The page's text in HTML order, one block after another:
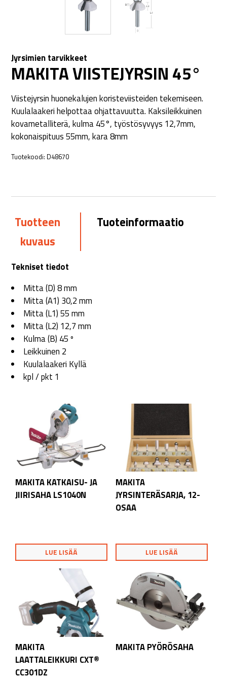
Jyrsimien tarvikkeet
MAKITA VIISTEJYRSIN 45°
Viistejyrsin huonekalujen koristeviisteiden tekemiseen.
Kuulalaakeri helpottaa ohjattavuutta. Kaksileikkuinen
kovametalliterä, kulma 45°, työstösyvyys 12,7mm,
kokonaispituus 55mm, kara 8mm
Tuotekoodi: D48670
Tuotteen
kuvaus
Tuoteinformaatio
Tekniset tiedot
Mitta (D) 8 mm
Mitta (A1) 30,2 mm
Mitta (L1) 55 mm
Mitta (L2) 12,7 mm
Kulma (B) 45 º
Leikkuinen 2
Kuulalaakeri Kyllä
kpl / pkt 1
MAKITA KATKAISU- JA
JIIRISAHA LS1040N
LUE LISÄÄ
MAKITA
JYRSINTERÄSARJA, 12-
OSAA
LUE LISÄÄ
MAKITA
LAATTALEIKKURI CXT®
CC301DZ
MAKITA PYÖRÖSAHA